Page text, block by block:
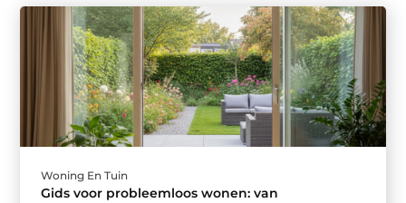
Woning En Tuin
Gids voor probleemloos wonen: van